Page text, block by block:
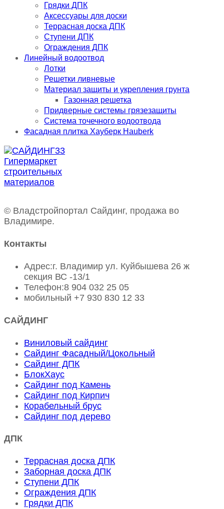
Грядки ДПК
Аксессуары для доски
Террасная доска ДПК
Ступени ДПК
Ограждения ДПК
Линейный водоотвод
Лотки
Решетки ливневые
Материал защиты и укрепления грунта
Газонная решетка
Придверные системы грязезащиты
Система точечного водоотвода
Фасадная плитка Хауберк Hauberk
© Владстройпортал Сайдинг, продажа во
Владимире.
Контакты
Адрес:г. Владимир ул. Куйбышева 26 ж
секция ВС -13/1
Телефон:8 904 032 25 05
мобильный +7 930 830 12 33
САЙДИНГ
Виниловый сайдинг
Сайдинг Фасадный/Цокольный
Сайдинг ДПК
БлокХаус
Сайдинг под Камень
Сайдинг под Кирпич
Корабельный брус
Сайдинг под дерево
ДПК
Террасная доска ДПК
Заборная доска ДПК
Ступени ДПК
Ограждения ДПК
Грядки ДПК